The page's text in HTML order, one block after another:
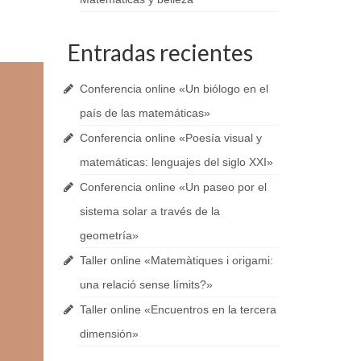
Entradas recientes
Conferencia online «Un biólogo en el
país de las matemáticas»
Conferencia online «Poesía visual y
matemáticas: lenguajes del siglo XXI»
Conferencia online «Un paseo por el
sistema solar a través de la
geometría»
Taller online «Matemàtiques i origami:
una relació sense límits?»
Taller online «Encuentros en la tercera
dimensión»